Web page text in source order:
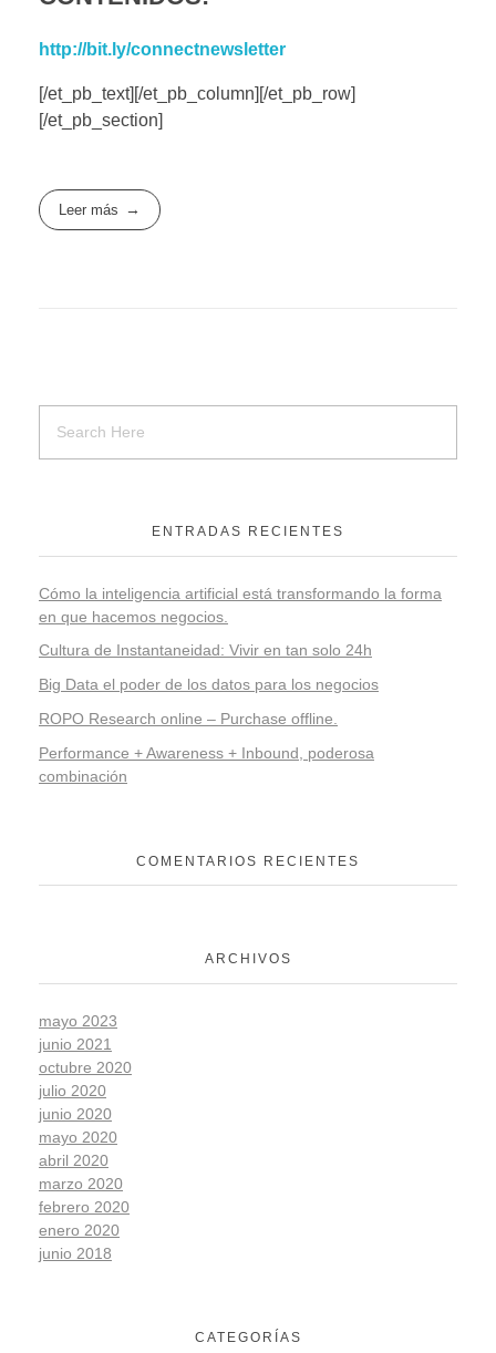
http://bit.ly/connectnewsletter
[/et_pb_text][/et_pb_column][/et_pb_row]
[/et_pb_section]
Leer más
ENTRADAS RECIENTES
Cómo la inteligencia artificial está transformando la forma
en que hacemos negocios.
Cultura de Instantaneidad: Vivir en tan solo 24h
Big Data el poder de los datos para los negocios
ROPO Research online – Purchase offline.
Performance + Awareness + Inbound, poderosa
combinación
COMENTARIOS RECIENTES
ARCHIVOS
mayo 2023
junio 2021
octubre 2020
julio 2020
junio 2020
mayo 2020
abril 2020
marzo 2020
febrero 2020
enero 2020
junio 2018
CATEGORÍAS